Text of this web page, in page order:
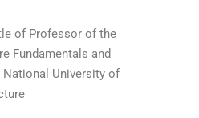
of Professor of the
Fundamentals and
National University of